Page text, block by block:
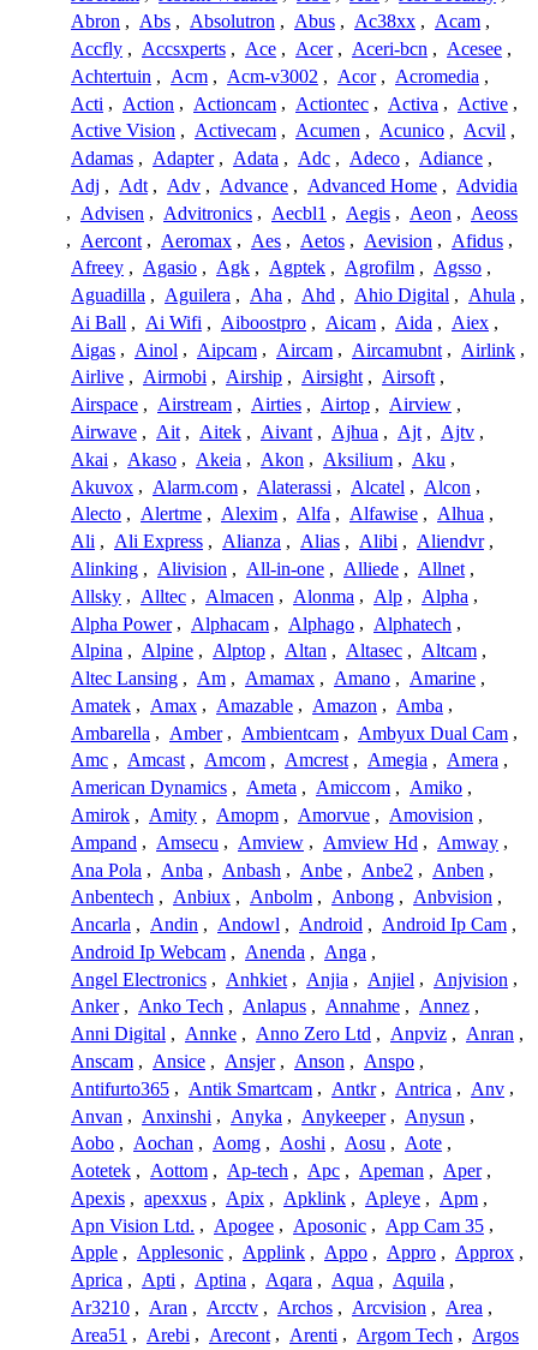
Abron , Abs , Absolutron , Abus , Ac38xx , Acam ,
Accfly , Accsxperts , Ace , Acer , Aceri-bcn , Acesee ,
Achtertuin , Acm , Acm-v3002 , Acor , Acromedia ,
Acti , Action , Actioncam , Actiontec , Activa , Active ,
Active Vision , Activecam , Acumen , Acunico , Acvil ,
Adamas , Adapter , Adata , Adc , Adeco , Adiance ,
Adj , Adt , Adv , Advance , Advanced Home , Advidia
, Advisen , Advitronics , Aecbl1 , Aegis , Aeon , Aeoss
, Aercont , Aeromax , Aes , Aetos , Aevision , Afidus ,
Afreey , Agasio , Agk , Agptek , Agrofilm , Agsso ,
Aguadilla , Aguilera , Aha , Ahd , Ahio Digital , Ahula ,
Ai Ball , Ai Wifi , Aiboostpro , Aicam , Aida , Aiex ,
Aigas , Ainol , Aipcam , Aircam , Aircamubnt , Airlink ,
Airlive , Airmobi , Airship , Airsight , Airsoft ,
Airspace , Airstream , Airties , Airtop , Airview ,
Airwave , Ait , Aitek , Aivant , Ajhua , Ajt , Ajtv ,
Akai , Akaso , Akeia , Akon , Aksilium , Aku ,
Akuvox , Alarm.com , Alaterassi , Alcatel , Alcon ,
Alecto , Alertme , Alexim , Alfa , Alfawise , Alhua ,
Ali , Ali Express , Alianza , Alias , Alibi , Aliendvr ,
Alinking , Alivision , All-in-one , Alliede , Allnet ,
Allsky , Alltec , Almacen , Alonma , Alp , Alpha ,
Alpha Power , Alphacam , Alphago , Alphatech ,
Alpina , Alpine , Alptop , Altan , Altasec , Altcam ,
Altec Lansing , Am , Amamax , Amano , Amarine ,
Amatek , Amax , Amazable , Amazon , Amba ,
Ambarella , Amber , Ambientcam , Ambyux Dual Cam ,
Amc , Amcast , Amcom , Amcrest , Amegia , Amera ,
American Dynamics , Ameta , Amiccom , Amiko ,
Amirok , Amity , Amopm , Amorvue , Amovision ,
Ampand , Amsecu , Amview , Amview Hd , Amway ,
Ana Pola , Anba , Anbash , Anbe , Anbe2 , Anben ,
Anbentech , Anbiux , Anbolm , Anbong , Anbvision ,
Ancarla , Andin , Andowl , Android , Android Ip Cam ,
Android Ip Webcam , Anenda , Anga ,
Angel Electronics , Anhkiet , Anjia , Anjiel , Anjvision ,
Anker , Anko Tech , Anlapus , Annahme , Annez ,
Anni Digital , Annke , Anno Zero Ltd , Anpviz , Anran ,
Anscam , Ansice , Ansjer , Anson , Anspo ,
Antifurto365 , Antik Smartcam , Antkr , Antrica , Anv ,
Anvan , Anxinshi , Anyka , Anykeeper , Anysun ,
Aobo , Aochan , Aomg , Aoshi , Aosu , Aote ,
Aotetek , Aottom , Ap-tech , Apc , Apeman , Aper ,
Apexis , apexxus , Apix , Apklink , Apleye , Apm ,
Apn Vision Ltd. , Apogee , Aposonic , App Cam 35 ,
Apple , Applesonic , Applink , Appo , Appro , Approx ,
Aprica , Apti , Aptina , Aqara , Aqua , Aquila ,
Ar3210 , Aran , Arcctv , Archos , Arcvision , Area ,
Area51 , Arebi , Arecont , Arenti , Argom Tech , Argos